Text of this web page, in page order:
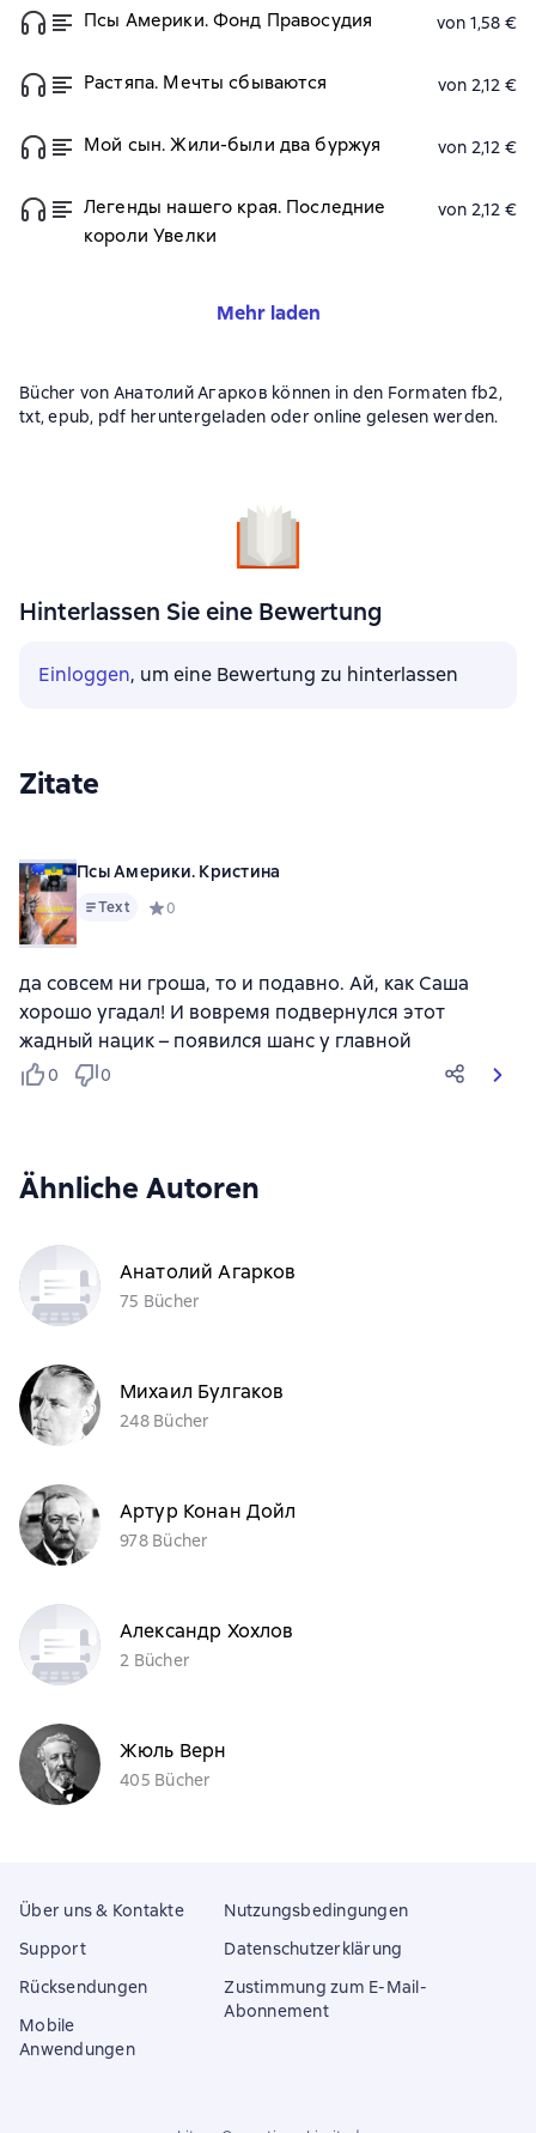
Псы Америки. Фонд Правосудия von 1,58 €
Растяпа. Мечты сбываются von 2,12 €
Мой сын. Жили-были два буржуя von 2,12 €
Легенды нашего края. Последние
короли Увелки
von 2,12 €
Mehr laden
Bücher von Анатолий Агарков können in den Formaten fb2,
txt, epub, pdf heruntergeladen oder online gelesen werden.
Hinterlassen Sie eine Bewertung
Einloggen, um eine Bewertung zu hinterlassen
Zitate
Псы Америки. Кристина
Text Средний рейтинг 0 на основе 0 оценок
0
да совсем ни гроша, то и подавно. Ай, как Саша
хорошо угадал! И вовремя подвернулся этот
жадный нацик – появился шанс у главной
0 0
Ähnliche Autoren
Анатолий Агарков
75 Bücher
Михаил Булгаков
248 Bücher
Артур Конан Дойл
978 Bücher
Александр Хохлов
2 Bücher
Жюль Верн
405 Bücher
Über uns & Kontakte
Support
Rücksendungen
Mobile
Anwendungen
Nutzungsbedingungen
Datenschutzerklärung
Zustimmung zum E-Mail-
Abonnement